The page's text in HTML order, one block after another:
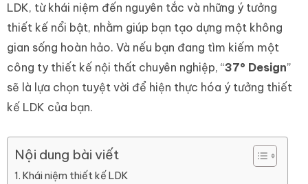
LDK, từ khái niệm đến nguyên tắc và những ý tưởng
thiết kế nổi bật, nhằm giúp bạn tạo dựng một không
gian sống hoàn hảo. Và nếu bạn đang tìm kiếm một
công ty thiết kế nội thất chuyên nghiệp, “37° Design”
sẽ là lựa chọn tuyệt vời để hiện thực hóa ý tưởng thiết
kế LDK của bạn.
Nội dung bài viết
Khái niệm thiết kế LDK